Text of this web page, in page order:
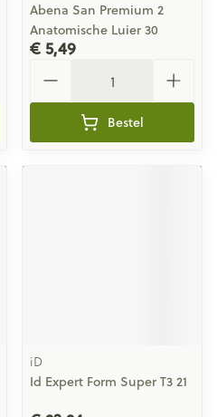
Abena San Premium 2
Anatomische Luier 30
€ 5,49
Bestel
iD
Id Expert Form Super T3 21